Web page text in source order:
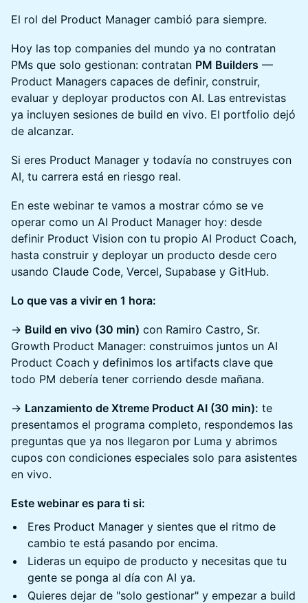
El rol del Product Manager cambió para siempre.
Hoy las top companies del mundo ya no contratan
PMs que solo gestionan: contratan PM Builders —
Product Managers capaces de definir, construir,
evaluar y deployar productos con AI. Las entrevistas
ya incluyen sesiones de build en vivo. El portfolio dejó
de alcanzar.
Si eres Product Manager y todavía no construyes con
AI, tu carrera está en riesgo real.
En este webinar te vamos a mostrar cómo se ve
operar como un AI Product Manager hoy: desde
definir Product Vision con tu propio AI Product Coach,
hasta construir y deployar un producto desde cero
usando Claude Code, Vercel, Supabase y GitHub.
Lo que vas a vivir en 1 hora:
→ Build en vivo (30 min) con Ramiro Castro, Sr.
Growth Product Manager: construimos juntos un AI
Product Coach y definimos los artifacts clave que
todo PM debería tener corriendo desde mañana.
→ Lanzamiento de Xtreme Product AI (30 min): te
presentamos el programa completo, respondemos las
preguntas que ya nos llegaron por Luma y abrimos
cupos con condiciones especiales solo para asistentes
en vivo.
Este webinar es para ti si:
Eres Product Manager y sientes que el ritmo de
cambio te está pasando por encima.
Lideras un equipo de producto y necesitas que tu
gente se ponga al día con AI ya.
Quieres dejar de "solo gestionar" y empezar a build